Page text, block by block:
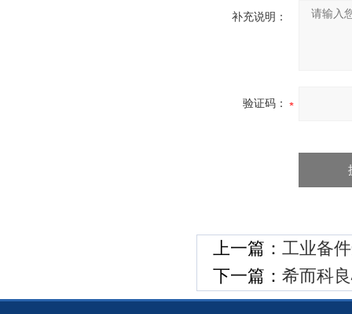
补充说明：
验证码：
上一篇： 工业备
下一篇： 希而科